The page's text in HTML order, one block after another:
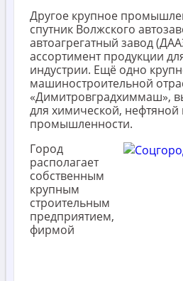
Другое крупное
спутник Волжского
автоагрегатный завод
ассортимент продукции
индустрии. Ещё одно
машиностроительной
«Димитровградхиммаш»,
для химической, нефтяной
промышленности.
Город
располагает
собственным
крупным
строительным
предприятием,
фирмой